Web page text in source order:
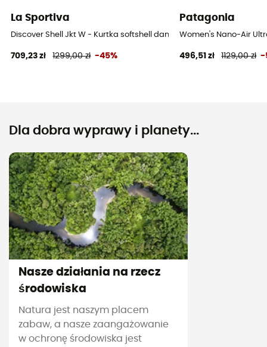
La Sportiva
Discover Shell Jkt W - Kurtka softshell damska
709,23 zł 1299,00 zł -45%
Patagonia
Women's Nano-Air
496,51 zł 1129,00 zł -
Dla dobra wyprawy i planety...
Nasze działania na rzecz
środowiska
Natura jest naszym placem
zabaw, a nasze zaangażowanie
w ochronę środowiska jest